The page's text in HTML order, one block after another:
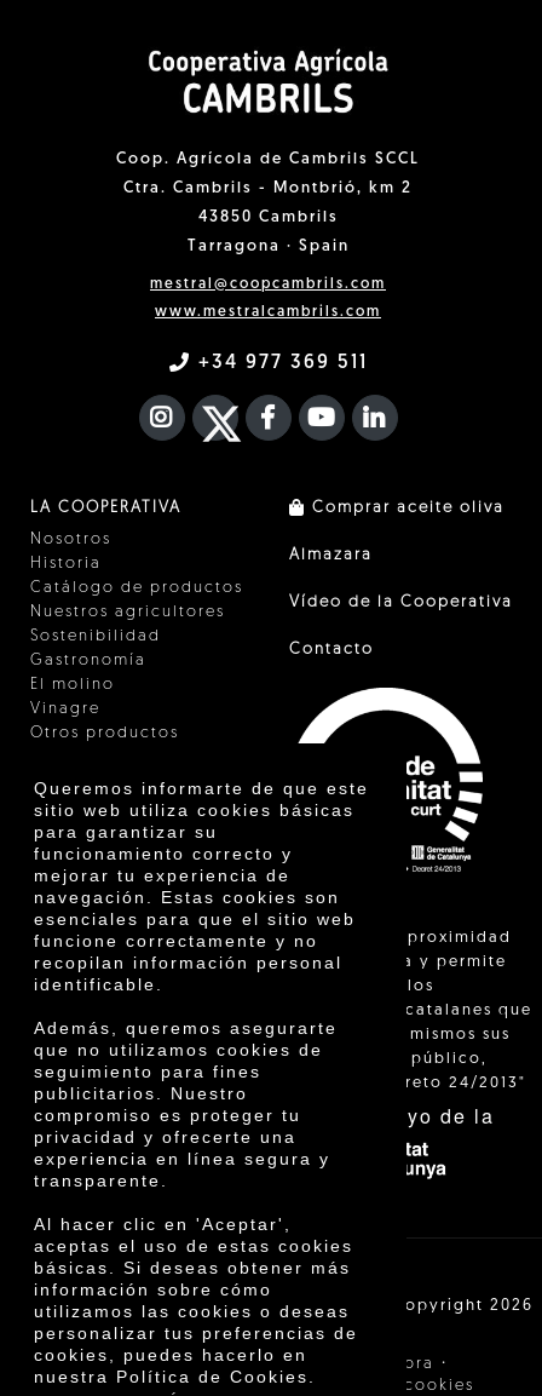
Queremos informarte de que este
sitio web utiliza cookies básicas
para garantizar su
funcionamiento correcto y
mejorar tu experiencia de
navegación. Estas cookies son
esenciales para que el sitio web
funcione correctamente y no
recopilan información personal
identificable.
Además, queremos asegurarte
que no utilizamos cookies de
seguimiento para fines
publicitarios. Nuestro
compromiso es proteger tu
privacidad y ofrecerte una
experiencia en línea segura y
transparente.
Al hacer clic en 'Aceptar',
aceptas el uso de estas cookies
básicas. Si deseas obtener más
información sobre cómo
utilizamos las cookies o deseas
personalizar tus preferencias de
cookies, puedes hacerlo en
nuestra Política de Cookies.
Coop. Agrícola de Cambrils SCCL
Ctra. Cambrils - Montbrió, km 2
43850 Cambrils
Tarragona · Spain
mestral@coopcambrils.com
www.mestralcambrils.com
+34 977 369 511
INSTAGRAM
TWITTER
FACEBOOK F
YOUTUBEFA LINKEDIN
LA COOPERATIVA
Nosotros
Historia
Catálogo de productos
Nuestros agricultores
Sostenibilidad
Gastronomía
El molino
Vinagre
Otros productos
Premios
Innovación
Comprar aceite oliva
Almazara
Vídeo de la Cooperativa
Contacto
"La venta de proximidad
está regulada y permite
identificar a los
agricultores catalanes que
venden ellos mismos sus
productos al público,
según el Decreto 24/2013"
Con el apoyo de la
Cooperativa Agrícola de Cambrils SCCL | Copyright 2026
Aviso legal· Condiciones de compra ·
Política de privacidad · Política de cookies